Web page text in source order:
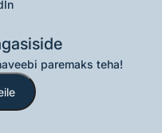
paremaks teha!